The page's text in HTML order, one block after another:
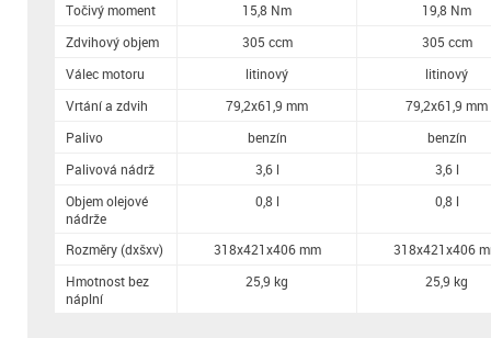
Točivý moment
Zdvihový objem
Válec motoru
Vrtání a zdvih
Palivo
Palivová nádrž
Objem olejové
nádrže
Rozměry (dxšxv)
Hmotnost bez
náplní
15,8 Nm
19,8 Nm
305 ccm
305 ccm
litinový
litinový
79,2x61,9 mm
79,2x61,9 mm
benzín
benzín
3,6 l
3,6 l
0,8 l
0,8 l
318x421x406 mm
318x421x406
25,9 kg
25,9 kg